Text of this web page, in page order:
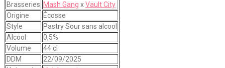
Brasseries Mash Gang xVault City
Origine
Écosse
Style
Pastry Sour sans alcool
Alcool
0,5%
Volume
44 cl
DDM
22/09/2025